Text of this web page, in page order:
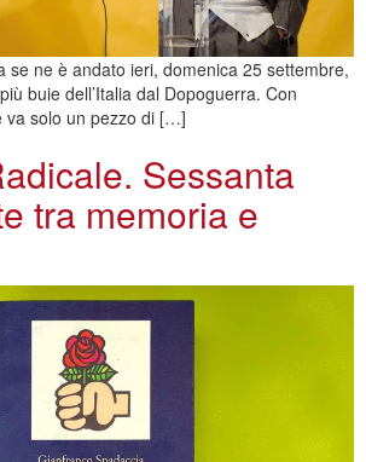
se ne è andato ieri, domenica 25 settembre,
buie dell’Italia dal Dopoguerra. Con
va solo un pezzo di […]
Sessanta
tra memoria e